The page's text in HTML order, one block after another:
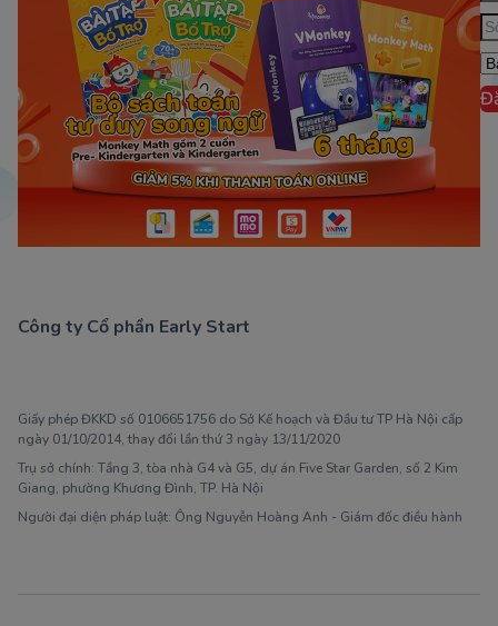
Công ty Cổ phần Early Start
Giấy phép ĐKKD số 0106651756 do Sở Kế hoạch và Đầu tư TP Hà Nội cấp
ngày 01/10/2014, thay đổi lần thứ 3 ngày 13/11/2020
Trụ sở chính: Tầng 3, tòa nhà G4 và G5, dự án Five Star Garden, số 2 Kim
Giang, phường Khương Đình, TP. Hà Nội
Người đại diện pháp luật: Ông Nguyễn Hoàng Anh - Giám đốc điều hành